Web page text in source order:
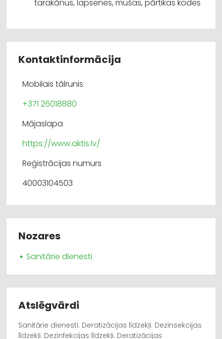
tarakānus, lapsenes, mušas, pārtikas kodes
Kontaktinformācija
Mobilais tālrunis
+371 26018880
Mājaslapa
https://www.aktis.lv/
Reģistrācijas numurs
40003104503
Nozares
Sanitārie dienesti
Atslēgvārdi
Sanitārie dienesti. Deratizācijas līdzekļi. Dezinsekcijas
līdzekļi. Dezinfekcijas līdzekļi. Deratizācijas